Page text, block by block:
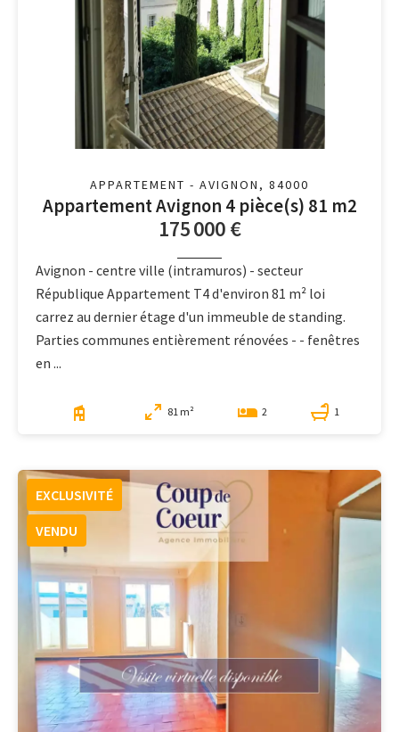
APPARTEMENT - AVIGNON, 84000
Appartement Avignon 4 pièce(s) 81 m2
175 000 €
Avignon - centre ville (intramuros) - secteur
République Appartement T4 d'environ 81 m² loi
carrez au dernier étage d'un immeuble de standing.
Parties communes entièrement rénovées - - fenêtres
en ...
81 m² 2 1
EXCLUSIVITÉ
VENDU